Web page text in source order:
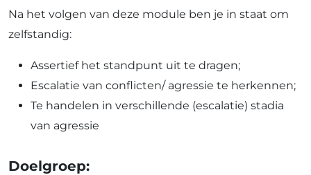
Na het volgen van deze module ben je in staat om
zelfstandig:
Assertief het standpunt uit te dragen;
Escalatie van conflicten/ agressie te herkennen;
Te handelen in verschillende (escalatie) stadia
van agressie
Doelgroep: